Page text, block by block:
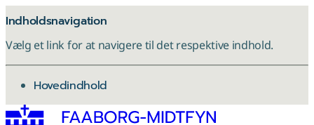
Indholdsnavigation
Vælg et link for at navigere til det respektive indhold.
gå til
Hovedindhold